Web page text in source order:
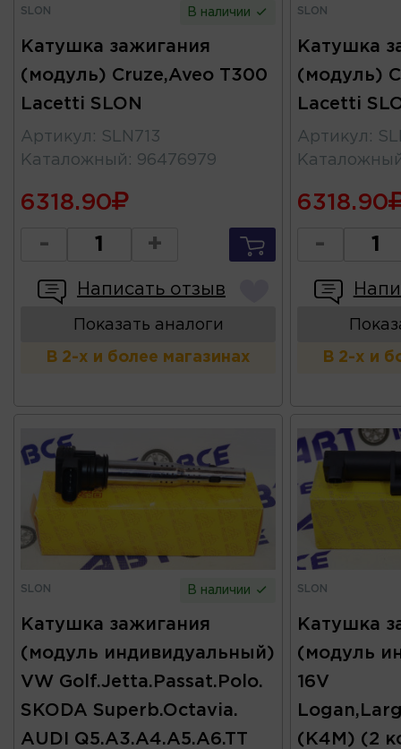
SLON В наличии
Катушка зажигания
(модуль) Cruze,Aveo T300
Lacetti SLON
Артикул : SLN713
Каталожный : 96476979
6318.90
- +
Написать отзыв
Показать аналоги
В 2-х и более магазинах
SLON
Катушка
(модуль)
Lacetti
Артикул :
6318.90
-
В 2-х и
SLON В наличии
Катушка зажигания
(модуль индивидуальный)
VW Golf.Jetta.Passat.Polo.
SKODA Superb.Octavia.
AUDI Q5.A3.A4.A5.A6.TT
SLON
Катушка
(модуль
16V
(K4M) (2